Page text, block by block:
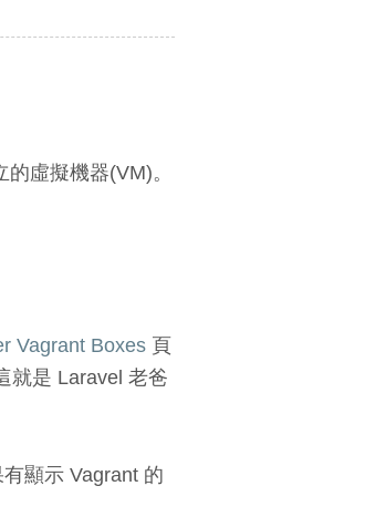
虛擬機器(VM)。
Vagrant Boxes 頁
就是 Laravel 老爸
顯示 Vagrant 的